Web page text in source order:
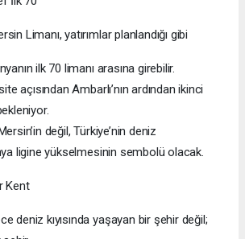
Limanı, yatırımlar planlandığı gibi
ilk 70 limanı arasına girebilir.
açısından Ambarlı’nın ardından ikinci
değil, Türkiye’nin deniz
ligine yükselmesinin sembolü olacak.
Kent
deniz kıyısında yaşayan bir şehir değil;